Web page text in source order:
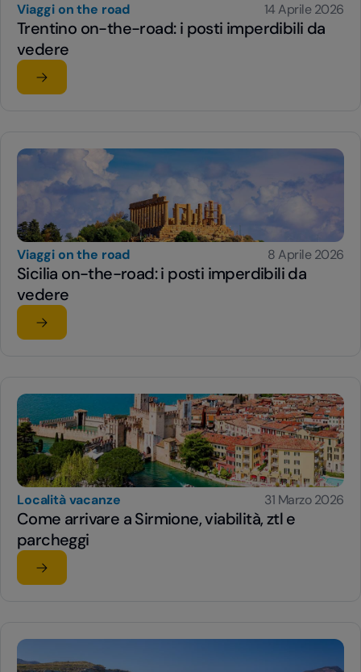
Viaggi on the road 14 Aprile 2026
Trentino on-the-road: i posti imperdibili da
vedere
Leggi l'articolo
su Trentino on-the-road: i posti imperdibili da vedere
Viaggi on the road 8 Aprile 2026
Sicilia on-the-road: i posti imperdibili da
vedere
Leggi l'articolo
su Sicilia on-the-road: i posti imperdibili da vedere
Località vacanze 31 Marzo 2026
Come arrivare a Sirmione, viabilità, ztl e
parcheggi
Leggi l'articolo
su Come arrivare a Sirmione, viabilità, ztl e parcheggi